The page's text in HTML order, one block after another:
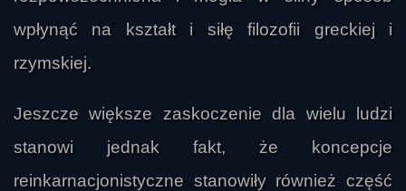
wpłynąć na kształt i siłę filozofii greckiej i
rzymskiej.
Jeszcze większe zaskoczenie dla wielu ludzi
stanowi jednak fakt, że koncepcje
reinkarnacjonistyczne stanowiły również część